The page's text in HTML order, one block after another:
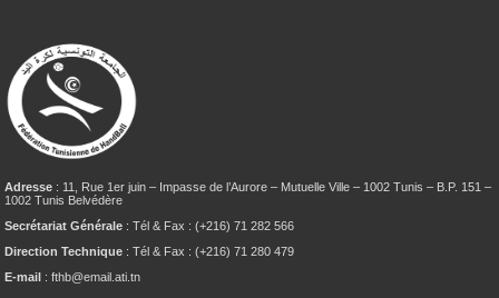
Adresse : 11, Rue 1er juin – Impasse de l’Aurore – Mutuelle Ville – 1002 Tunis – B.P. 151 –
1002 Tunis Belvédère
Secrétariat Générale : Tél & Fax : (+216) 71 282 566
Direction Technique : Tél & Fax : (+216) 71 280 479
E-mail : fthb@email.ati.tn